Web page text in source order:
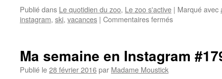
Publié dans Le quotidien du zoo, Le zoo s'active | Marqué avec
instagram, ski, vacances | Commentaires fermés
Instagram
Ma semaine en Instagram
Publié le28 février 2016par Madame Moustick